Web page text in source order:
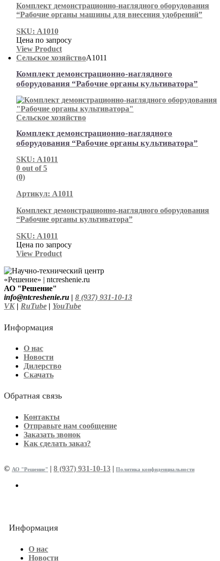
Комплект демонстрационно-наглядного оборудования
“Рабочие органы машины для внесения удобрений”
SKU: А1010
Цена по запросу
View Product
Сельское хозяйствоА1011
Комплект демонстрационно-наглядного
оборудования “Рабочие органы культиватора”
Сельское хозяйство
Комплект демонстрационно-наглядного
оборудования “Рабочие органы культиватора”
SKU: А1011
0 out of 5
(0)
Артикул: А1011
Комплект демонстрационно-наглядного оборудования
“Рабочие органы культиватора”
SKU: А1011
Цена по запросу
View Product
АО "Решение"
info@ntcreshenie.ru | 8 (937) 931-10-13
VK| RuTube | YouTube
Информация
О нас
Новости
Дилерство
Скачать
Обратная связь
Контакты
Отправьте нам сообщение
Заказать звонок
Как сделать заказ?
© АО "Решение" | 8 (937) 931-10-13 | Политика конфиденциальности
Информация
О нас
Новости